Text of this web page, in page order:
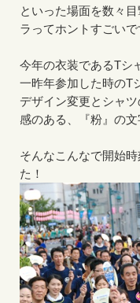
といった場面を数々
ラってホントすごいで
今年の衣装であるTシ
一昨年参加した時のT
デザイン変更とシャ
感のある、『粉』の
そんなこんなで開始
た！